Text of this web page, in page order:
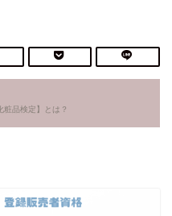
品検定】とは？